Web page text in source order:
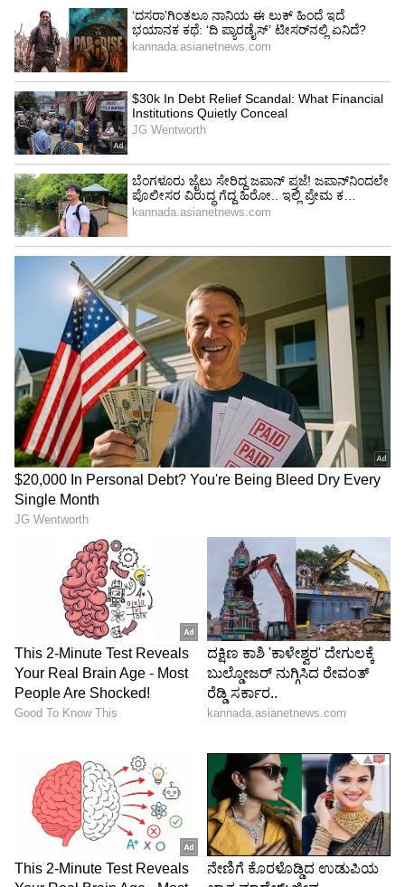
ನಿತ್ಯ ಗೋಧಿ ಸೇವನೆ ಮಾಡುವವರು ಒಂದು ತಿಂಗಳು
ಗೋಧಿಯಿಂದ ದೂರವಿದ್ರೆ ಕೆಲವರ ದಿನಚರಿ ಬದಲಾಗುತ್ತದೆ.
ಚೈತನ್ಯದಿಂದ ಇರ್ಬಹುದು. ಚರ್ಮದ ಆರೋಗ್ಯದಲ್ಲಿ ಸಣ್ಣ
ಮಟ್ಟಿನ ಸುಧಾರಣೆಯನ್ನು ನೀವು ಗಮನಿಸಬಹುದು. ಇಲ್ಲಿ
ಗಮನಿಸಬೇಕಾದ ವಿಷ್ಯ ಅಂದ್ರೆ ಗೋಧಿ ಎಲ್ಲರಿಗೂ
ಹಾನಿಕಾರಕ ಆಹಾರವಲ್ಲ. ಹೆಚ್ಚಿನ ಜನರು ಯಾವುದೇ
ತೊಂದರೆಯಿಲ್ಲದೆ ಗೋಧಿಯನ್ನು ಸೇವಿಸಬಹುದು.
ವಿಶೇಷವಾಗಿ ಸಿಲಿಯಾಕ್ ಕಾಯಿಲೆ ಅಥವಾ ವೈದ್ಯರು
ದೃಢಪಡಿಸಿದ ಗ್ಲುಟನ್ ಸಂವೇದನೆ ಇರುವವರು ಮಾತ್ರ
ಗ್ಲುಟನ್ನ್ನು ತಪ್ಪಿಸಬೇಕಾಗುತ್ತದೆ. ಗೋಧಿಯನ್ನು ಸಂಪೂರ್ಣವಾಗಿ
ಬಿಡುವ ಮೊದಲು ನಿಮ್ಮ ದೇಹವನ್ನು ಗಮನಿಸಿ. ಅಗತ್ಯವಿದ್ದರೆ
ವೈದ್ಯರು ಅಥವಾ ಪೌಷ್ಟಿಕ ತಜ್ಞರ ಸಲಹೆ ಪಡೆಯಿರಿ.
LATEST VIDEOS
ಆರೋಗ್ಯ, ಸೌಂದರ್ಯ, ಫಿಟ್‌ನೆಸ್,ಕಿಚನ್ ಟಿಪ್ಸ್‌,
ಸಂಬಂಧ,ಫ್ಯಾಷನ್ ರೆಸಿಪಿ ಅಪ್ಡೇಟ್‌ಗಳಿಗಾಗಿ
ಏಷ್ಯಾನೆಟ್ ಸುವರ್ಣ ನ್ಯೂಸ್‌ ಫಾಲೋ ಮಾಡಿ.
ಸಂಪೂರ್ಣ ಮಾಹಿತಿ ಒಂದೇ ಕ್ಲಿಕ್‌ನಲ್ಲಿ ಲಭ್ಯ. ಏಷ್ಯಾನೆಟ್
ಸುವರ್ಣ ನ್ಯೂಸ್ ಅಧಿಕೃತ ಆ್ಯಪ್ ಡೌನ್‌ಲೋಡ್ ಮಾಡಿ
ABOUT THE AUTHOR
RH Roopa Hegde
Roopa Hegde ಮೂಲತಃ ಉತ್ತರ ಕನ್ನಡದ ಯಲ್ಲಾಪುರದವಳು.
ಪತ್ರಿಕೋದ್ಯಮದಲ್ಲಿ ಸ್ನಾತಕೋತ್ತರ ಪದವಿ ಪಡೆದಿದ್ದು, ಕಸ್ತೂರಿ,
ಸಮಯ ಹಾಗೂ ಸುವರ್ಣ ವಾಹಿನಿಯಲ್ಲಿ ಕೆಲಸ ಮಾಡಿದ್ದೇನೆ. ಈಗ